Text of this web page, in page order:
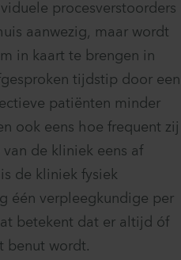
procesverstoorders
aanwezig, maar wordt
in kaart te brengen in
tijdstip door een
patiënten minder
ook eens hoe frequent zij
de kliniek eens af
de kliniek fysiek
één verpleegkundige per
betekent dat er altijd óf
benut wordt.